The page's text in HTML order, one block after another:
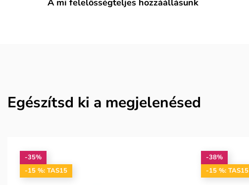
Egészítsd ki a megjelenésed
-35%
-15 %: TAS15
-38%
-15 %: TAS15